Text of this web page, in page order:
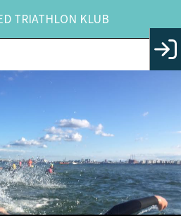
TRIATHLON KLUB